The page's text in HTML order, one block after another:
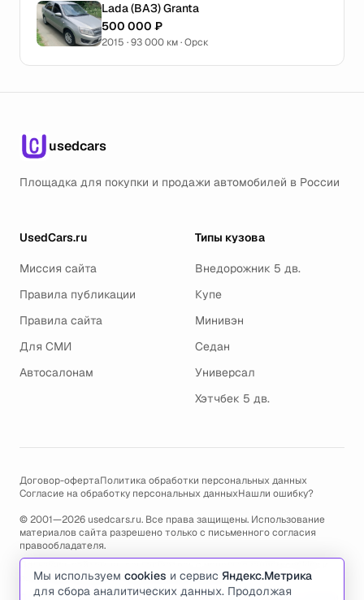
Lada (ВАЗ) Granta
500 000 ₽
2015 · 93 000 км · Орск
usedcars
Площадка для покупки и продажи автомобилей в России
UsedCars.ru
Миссия сайта
Правила публикации
Правила сайта
Для СМИ
Автосалонам
Типы кузова
Внедорожник 5 дв.
Купе
Минивэн
Седан
Универсал
Хэтчбек 5 дв.
Договор-офертаПолитика обработки персональных данных
Согласие на обработку персональных данныхНашли ошибку?
© 2001—2026 usedcars.ru. Все права защищены. Использование
материалов сайта разрешено только с письменного согласия
правообладателя.
Пользуясь сайтом, вы соглашаетесь с использованием cookies и
политикой обработки персональных данных.
Мы используем cookies и сервис Яндекс.Метрика
для сбора аналитических данных. Продолжая